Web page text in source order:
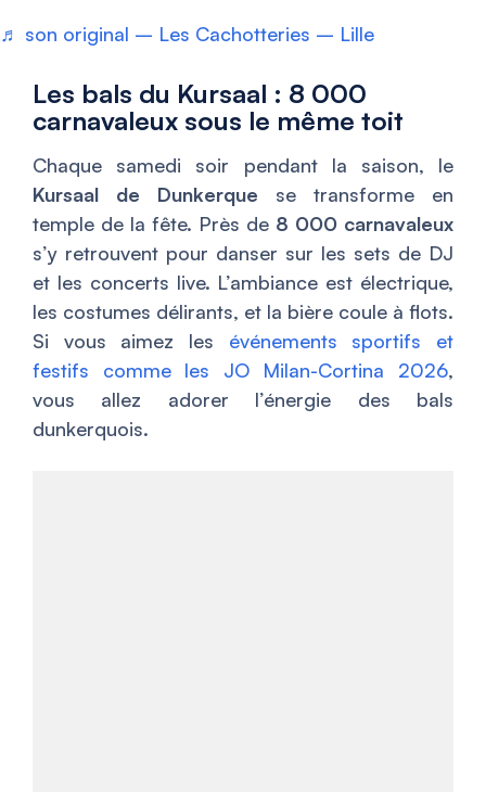
♬ son original – Les Cachotteries – Lille
Les bals du Kursaal : 8 000
carnavaleux sous le même toit
Chaque samedi soir pendant la saison, le
Kursaal de Dunkerque se transforme en
temple de la fête. Près de 8 000 carnavaleux
s’y retrouvent pour danser sur les sets de DJ
et les concerts live. L’ambiance est électrique,
les costumes délirants, et la bière coule à flots.
Si vous aimez les événements sportifs et
festifs comme les JO Milan-Cortina 2026,
vous allez adorer l’énergie des bals
dunkerquois.